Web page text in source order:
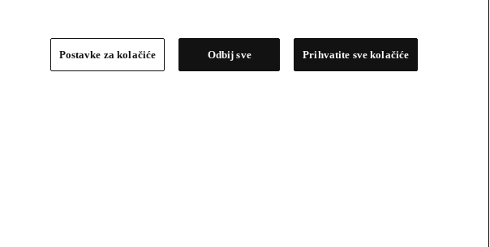
Postavke za kolačiće Odbij sve Prihvatite sve kolačiće